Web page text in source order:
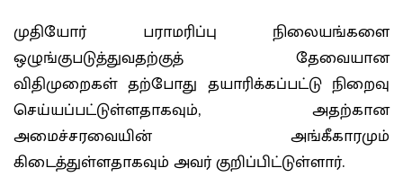
முதியோர் பராமரிப்பு நிலையங்களை
ஒழுங்குபடுத்துவதற்குத் தேவையான
விதிமுறைகள் தற்போது தயாரிக்கப்பட்டு நிறைவு
செய்யப்பட்டுள்ளதாகவும், அதற்கான
அமைச்சரவையின் அங்கீகாரமும்
கிடைத்துள்ளதாகவும் அவர் குறிப்பிட்டுள்ளார்.